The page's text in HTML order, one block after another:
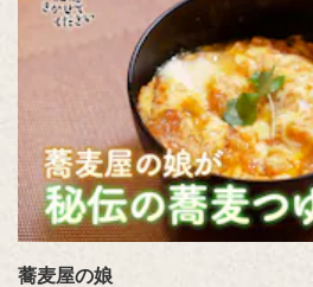
蕎麦屋の娘